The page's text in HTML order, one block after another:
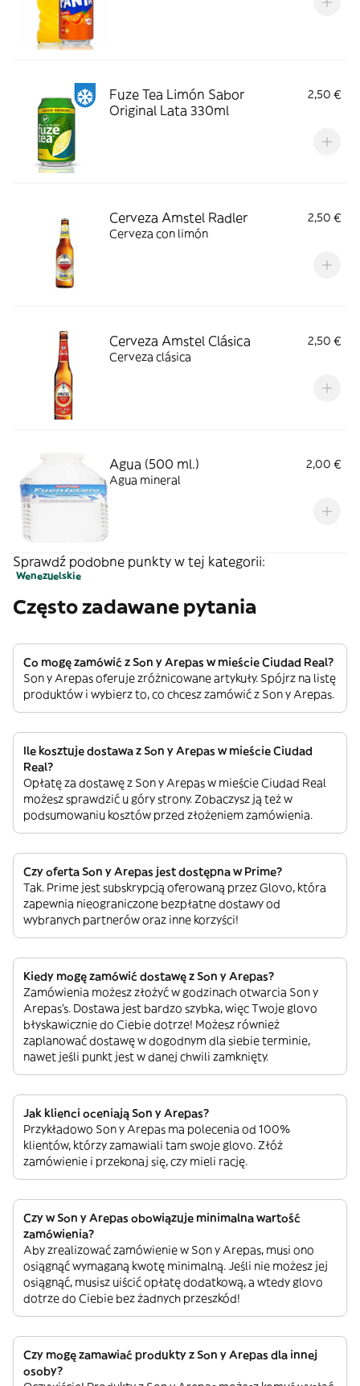
Fuze Tea Limón Sabor
Original Lata 330ml
2,50 €
Cerveza Amstel Radler
2,50 €
Cerveza con limón
Cerveza Amstel Clásica
2,50 €
Cerveza clásica
Agua (500 ml.)
2,00 €
Agua mineral
Sprawdź podobne punkty w tej kategorii:
Wenezuelskie
Często zadawane pytania
Co mogę zamówić z Son y Arepas w mieście Ciudad Real?
Son y Arepas oferuje zróżnicowane artykuły. Spójrz na listę
produktów i wybierz to, co chcesz zamówić z Son y Arepas.
Ile kosztuje dostawa z Son y Arepas w mieście Ciudad
Real?
Opłatę za dostawę z Son y Arepas w mieście Ciudad Real
możesz sprawdzić u góry strony. Zobaczysz ją też w
podsumowaniu kosztów przed złożeniem zamówienia.
Czy oferta Son y Arepas jest dostępna w Prime?
Tak. Prime jest subskrypcją oferowaną przez Glovo, która
zapewnia nieograniczone bezpłatne dostawy od
wybranych partnerów oraz inne korzyści!
Kiedy mogę zamówić dostawę z Son y Arepas?
Zamówienia możesz złożyć w godzinach otwarcia Son y
Arepas’s. Dostawa jest bardzo szybka, więc Twoje glovo
błyskawicznie do Ciebie dotrze! Możesz również
zaplanować dostawę w dogodnym dla siebie terminie,
nawet jeśli punkt jest w danej chwili zamknięty.
Jak klienci oceniają Son y Arepas?
Przykładowo Son y Arepas ma polecenia od 100%
klientów, którzy zamawiali tam swoje glovo. Złóż
zamówienie i przekonaj się, czy mieli rację.
Czy w Son y Arepas obowiązuje minimalna wartość
zamówienia?
Aby zrealizować zamówienie w Son y Arepas, musi ono
osiągnąć wymaganą kwotę minimalną. Jeśli nie możesz jej
osiągnąć, musisz uiścić opłatę dodatkową, a wtedy glovo
dotrze do Ciebie bez żadnych przeszkód!
Czy mogę zamawiać produkty z Son y Arepas dla innej
osoby?